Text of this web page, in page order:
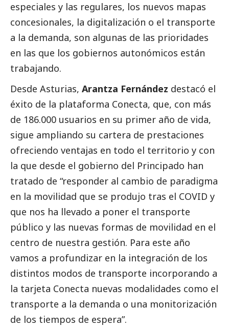
especiales y las regulares, los nuevos mapas
concesionales, la digitalización o el transporte
a la demanda, son algunas de las prioridades
en las que los gobiernos autonómicos están
trabajando.
Desde Asturias, Arantza Fernández destacó el
éxito de la plataforma Conecta, que, con más
de 186.000 usuarios en su primer año de vida,
sigue ampliando su cartera de prestaciones
ofreciendo ventajas en todo el territorio y con
la que desde el gobierno del Principado han
tratado de “responder al cambio de paradigma
en la movilidad que se produjo tras el COVID y
que nos ha llevado a poner el transporte
público y las nuevas formas de movilidad en el
centro de nuestra gestión. Para este año
vamos a profundizar en la integración de los
distintos modos de transporte incorporando a
la tarjeta Conecta nuevas modalidades como el
transporte a la demanda o una monitorización
de los tiempos de espera”.